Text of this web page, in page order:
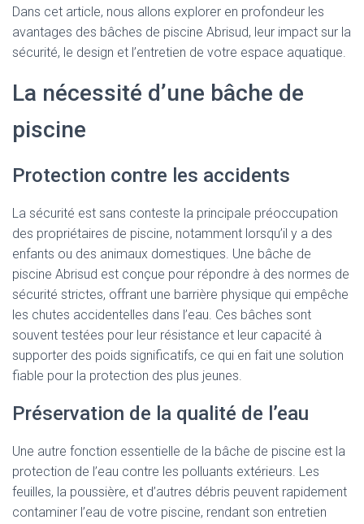
Dans cet article, nous allons explorer en profondeur les
avantages des bâches de piscine Abrisud, leur impact sur la
sécurité, le design et l’entretien de votre espace aquatique.
La nécessité d’une bâche de
piscine
Protection contre les accidents
La sécurité est sans conteste la principale préoccupation
des propriétaires de piscine, notamment lorsqu’il y a des
enfants ou des animaux domestiques. Une bâche de
piscine Abrisud est conçue pour répondre à des normes de
sécurité strictes, offrant une barrière physique qui empêche
les chutes accidentelles dans l’eau. Ces bâches sont
souvent testées pour leur résistance et leur capacité à
supporter des poids significatifs, ce qui en fait une solution
fiable pour la protection des plus jeunes.
Préservation de la qualité de l’eau
Une autre fonction essentielle de la bâche de piscine est la
protection de l’eau contre les polluants extérieurs. Les
feuilles, la poussière, et d’autres débris peuvent rapidement
contaminer l’eau de votre piscine, rendant son entretien